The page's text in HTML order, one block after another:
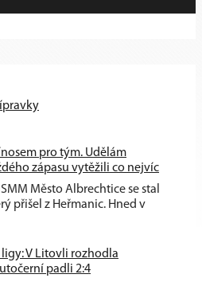
pro tým. Udělám
zápasu vytěžili co nejvíc
Město Albrechtice se stal
přišel z Heřmanic. Hned v
V Litovli rozhodla
padli 2:4